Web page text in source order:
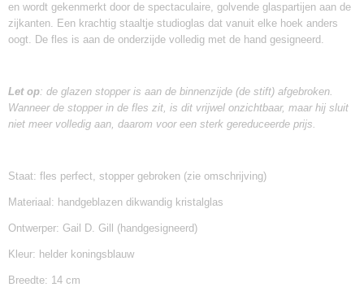
en wordt gekenmerkt door de spectaculaire, golvende glaspartijen aan de
zijkanten. Een krachtig staaltje studioglas dat vanuit elke hoek anders
oogt. De fles is aan de onderzijde volledig met de hand gesigneerd.
Let op: de glazen stopper is aan de binnenzijde (de stift) afgebroken.
Wanneer de stopper in de fles zit, is dit vrijwel onzichtbaar, maar hij sluit
niet meer volledig aan, daarom voor een sterk gereduceerde prijs.
Staat: fles perfect, stopper gebroken (zie omschrijving)
Materiaal: handgeblazen dikwandig kristalglas
Ontwerper: Gail D. Gill (handgesigneerd)
Kleur: helder koningsblauw
Breedte: 14 cm